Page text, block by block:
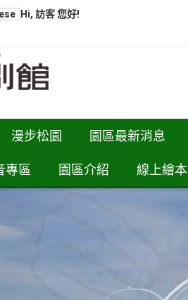
Hi, 訪客 您好!
漫步松園 園區最新消息
專區 園區介紹 線上繪本